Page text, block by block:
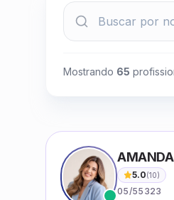
Mostrando 65
5.0(10)
05/55323